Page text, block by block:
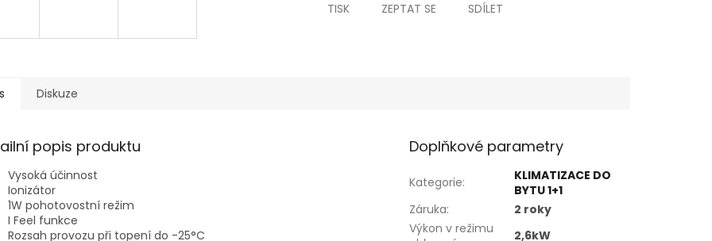
TISK ZEPTAT SE SDÍLET
Diskuze
popis produktu
Vysoká účinnost
Ionizátor
1W pohotovostní režim
I Feel funkce
Rozsah provozu při topení do -25°C
Doplňkové parametry
Kategorie:
KLIMATIZACE DO
BYTU 1+1
Záruka:
2 roky
Výkon v režimu
2,6kW